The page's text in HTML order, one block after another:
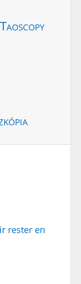
Taoscopy
rester en